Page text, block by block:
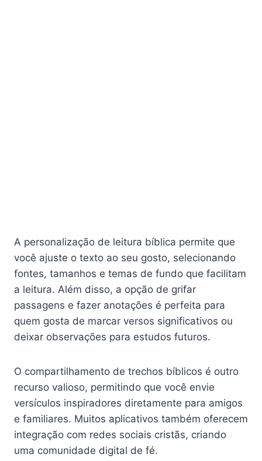
A personalização de leitura bíblica permite que
você ajuste o texto ao seu gosto, selecionando
fontes, tamanhos e temas de fundo que facilitam
a leitura. Além disso, a opção de grifar
passagens e fazer anotações é perfeita para
quem gosta de marcar versos significativos ou
deixar observações para estudos futuros.
O compartilhamento de trechos bíblicos é outro
recurso valioso, permitindo que você envie
versículos inspiradores diretamente para amigos
e familiares. Muitos aplicativos também oferecem
integração com redes sociais cristãs, criando
uma comunidade digital de fé.